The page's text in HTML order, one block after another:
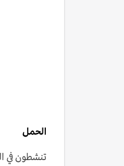
الحمل
تنشطون في